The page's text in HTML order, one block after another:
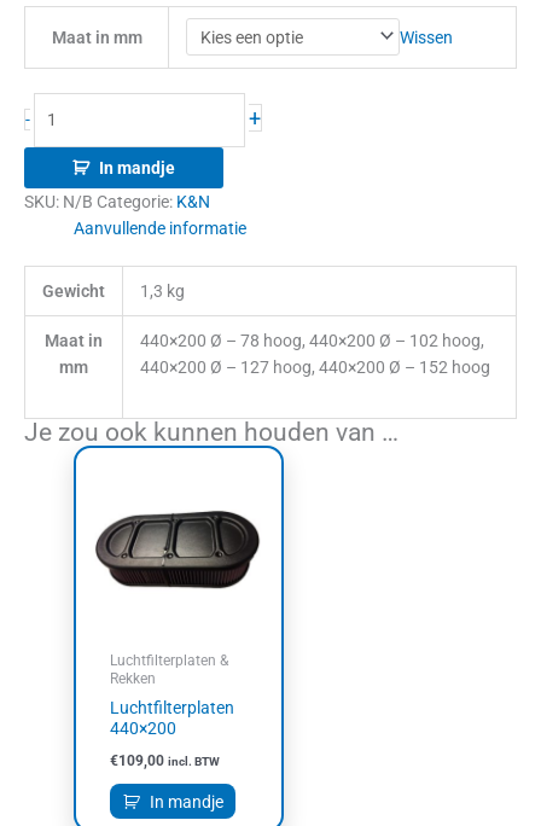
Maat in mm Wissen
- +
In mandje
SKU: N/B Categorie: K&N
Aanvullende informatie
Gewicht 1,3 kg
Maat in
mm
440×200 Ø – 78 hoog, 440×200 Ø – 102 hoog,
440×200 Ø – 127 hoog, 440×200 Ø – 152 hoog
Je zou ook kunnen houden van …
Luchtfilterplaten &
Rekken
Luchtfilterplaten
440×200
€109,00 incl. BTW
In mandje